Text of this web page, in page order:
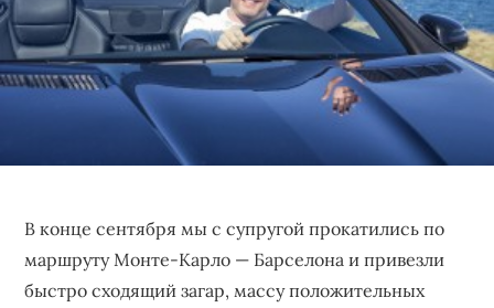
В конце сентября мы с супругой прокатились по
маршруту Монте-Карло — Барселона и привезли
быстро сходящий загар, массу положительных